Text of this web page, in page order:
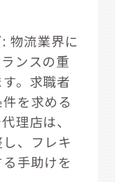
物流業界に
ンスの重
。求職者
を求める
理店は、
、フレキ
手助けを